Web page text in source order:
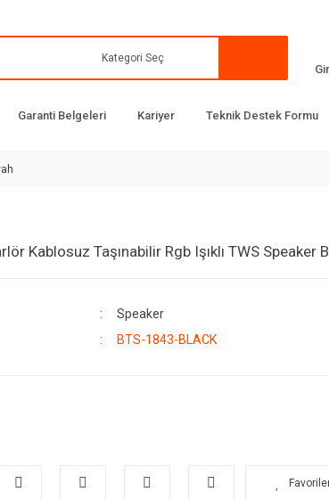
Garanti Belgeleri Kariyer
Teknik Destek Formu
Kablosuz Taşınabilir Rgb Işıklı TWS Speaker
Speaker
BTS-1843-BLACK